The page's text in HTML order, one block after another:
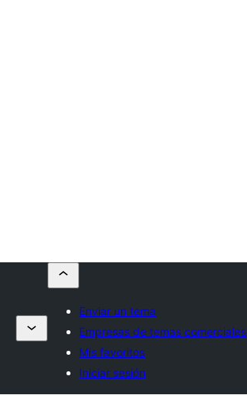
Enviar un tema
Empresas de temas comerciales
Mis favoritos
Iniciar sesión